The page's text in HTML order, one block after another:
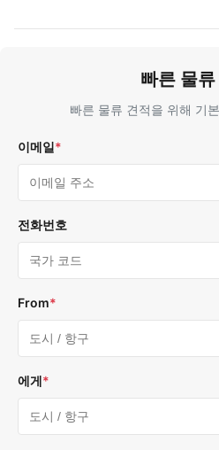
빠른 물
빠른 물류 견적을 위해 기
이메일*
전화번호
From*
에게*